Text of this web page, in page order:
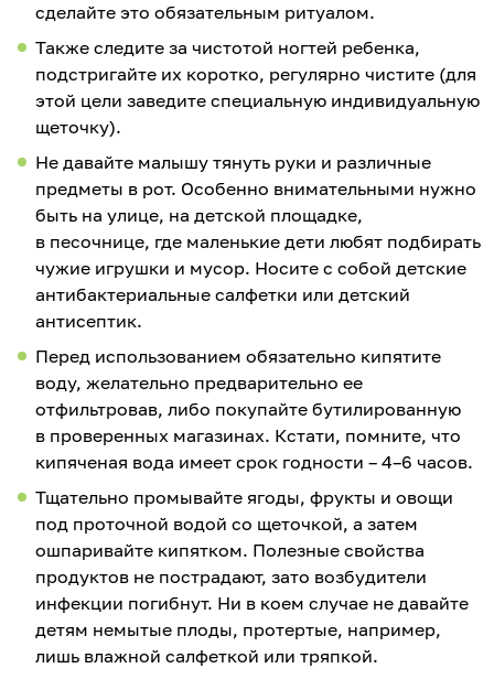
сделайте это обязательным ритуалом.
Также следите за чистотой ногтей ребенка,
подстригайте их коротко, регулярно чистите (для
этой цели заведите специальную индивидуальную
щеточку).
Не давайте малышу тянуть руки и различные
предметы в рот. Особенно внимательными нужно
быть на улице, на детской площадке,
в песочнице, где маленькие дети любят подбирать
чужие игрушки и мусор. Носите с собой детские
антибактериальные салфетки или детский
антисептик.
Перед использованием обязательно кипятите
воду, желательно предварительно ее
отфильтровав, либо покупайте бутилированную
в проверенных магазинах. Кстати, помните, что
кипяченая вода имеет срок годности – 4–6 часов.
Тщательно промывайте ягоды, фрукты и овощи
под проточной водой со щеточкой, а затем
ошпаривайте кипятком. Полезные свойства
продуктов не пострадают, зато возбудители
инфекции погибнут. Ни в коем случае не давайте
детям немытые плоды, протертые, например,
лишь влажной салфеткой или тряпкой.